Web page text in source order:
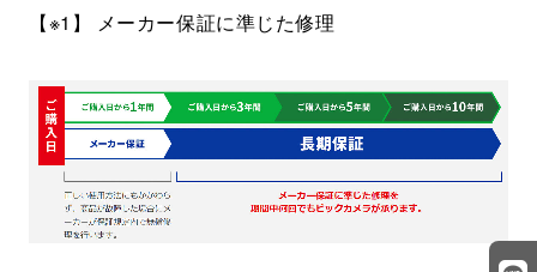
【※1】 メーカー保証に準じた修理